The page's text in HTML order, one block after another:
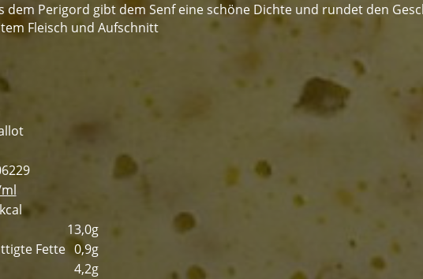
dem Perigord gibt dem Senf eine schöne Dichte und rundet den
Fleisch und Aufschnitt
13,0g
Fette 0,9g
4,2g